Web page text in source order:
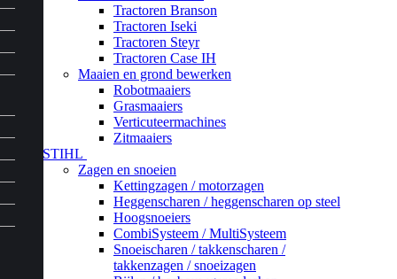
Tractoren Branson
Tractoren Iseki
Tractoren Steyr
Tractoren Case IH
Maaien en grond bewerken
Robotmaaiers
Grasmaaiers
Verticuteermachines
Zitmaaiers
STIHL
Zagen en snoeien
Kettingzagen / motorzagen
Heggenscharen / heggenscharen op steel
Hoogsnoeiers
CombiSysteem / MultiSysteem
Snoeischaren / takkenscharen /
takkenzagen / snoeizagen